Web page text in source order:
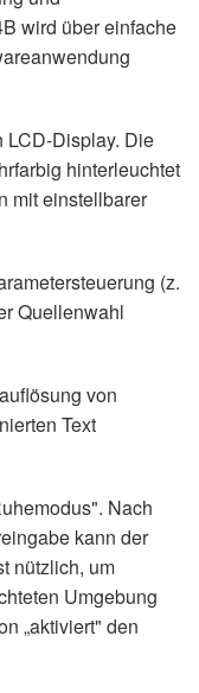
wird über einfache
LCD-Display. Die
hinterleuchtet
mit einstellbarer
(z.
Quellenwahl
von
Text
Nach
kann der
nützlich, um
Umgebung
„aktiviert" den